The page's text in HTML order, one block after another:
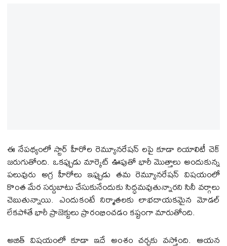
ఈ నేపథ్యంలో స్టార్ హీరోల రెమ్యూన‌రేష‌న్ ల‌పై కూడా రియాలిటీ చెక్
జరుగుతోంది. ఒకప్పుడు మార్కెట్ ఊపుతో భారీ మొత్తాలు అందుకున్న
పలువురు అగ్ర హీరోలు ఇప్పుడు తమ రెమ్యూనరేషన్ విషయంలో
కొంత మేర సర్దుబాటు చేసుకునేందుకు సిద్ధమవుతున్నారని సినీ వర్గాలు
చెబుతున్నాయి. ఎందుకంటే నిర్మాతలకు లాభదాయకమైన మోడల్
లేకపోతే భారీ ప్రాజెక్టులు ప్రారంభించడం కష్టంగా మారుతోంది.
అజిత్ విషయంలో కూడా ఇదే అంశం చర్చకు వస్తోంది. ఆయన